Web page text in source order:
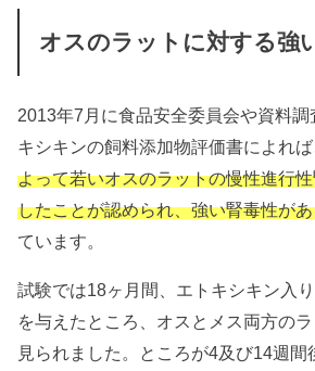
オスのラットに対する強
2013年7月に食品安全委員会や資料調
キシキンの飼料添加物評価書によれ
よって若いオスのラットの慢性進行
したことが認められ、強い腎毒性が
ています。
試験では18ヶ月間、エトキシキン入
を与えたところ、オスとメス両方の
見られました。ところが4及び14週間